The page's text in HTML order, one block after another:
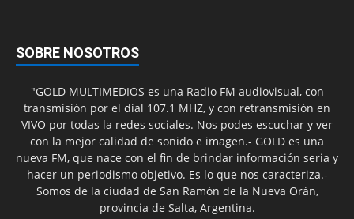
SOBRE NOSOTROS
"GOLD MULTIMEDIOS es una Radio FM audiovisual, con
transmisión por el dial 107.1 MHZ, y con retransmisión en
VIVO por todas la redes sociales. Nos podes escuchar y ver
con la mejor calidad de sonido e imagen.- GOLD es una
nueva FM, que nace con el fin de brindar información seria y
hacer un periodismo objetivo. Es lo que nos caracteriza.-
Somos de la ciudad de San Ramón de la Nueva Orán,
provincia de Salta, Argentina.